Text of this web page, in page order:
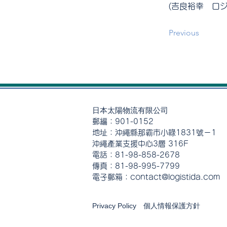
(吉良裕幸　ロ
Previous
日本太陽物流有限公司
郵編：901-0152
地址：沖繩縣那霸市小祿1831號－1
沖繩產業支援中心3層 316F
電話：81-98-858-2678
傳真：81-98-995-7799
電子郵箱：contact@logistida.com
Privacy Policy 個人情報保護方針